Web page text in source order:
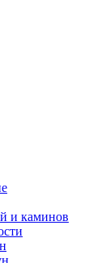
и каминов